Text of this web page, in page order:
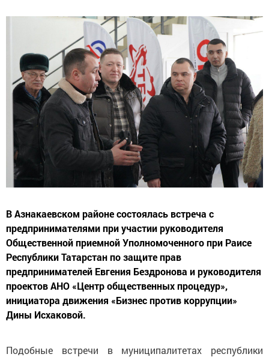
В Азнакаевском районе состоялась встреча с
предпринимателями при участии руководителя
Общественной приемной Уполномоченного при Раисе
Республики Татарстан по защите прав
предпринимателей Евгения Бездронова и руководителя
проектов АНО «Центр общественных процедур»,
инициатора движения «Бизнес против коррупции»
Дины Исхаковой.
Подобные встречи в муниципалитетах республики